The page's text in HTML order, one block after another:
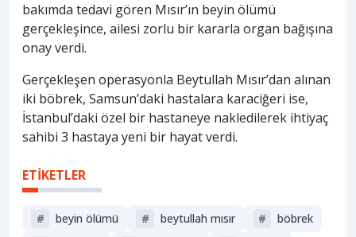
bakımda tedavi gören Mısır’ın beyin ölümü
gerçekleşince, ailesi zorlu bir kararla organ bağışına
onay verdi.
Gerçekleşen operasyonla Beytullah Mısır’dan alınan
iki böbrek, Samsun’daki hastalara karaciğeri ise,
İstanbul’daki özel bir hastaneye nakledilerek ihtiyaç
sahibi 3 hastaya yeni bir hayat verdi.
ETİKETLER
# beyin ölümü # beytullah mısır #
böbrek